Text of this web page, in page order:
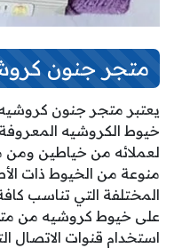
متجر جنون
يعتبر متجر جنون
خيوط الكروشيه
لعملائه من خياطين ومن
منوعة من الخيوط ذات
المختلفة التي تناسب
على خيوط كروشيه من
استخدام قنوات الاتصال